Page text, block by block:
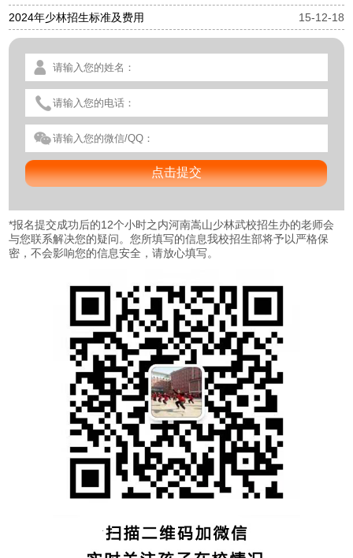
2024年少林招生标准及费用
15-12-18
*报名提交成功后的12个小时之内河南嵩山少林武校招生办的老师会
与您联系解决您的疑问。您所填写的信息我校招生部将予以严格保
密，不会影响您的信息安全，请放心填写。